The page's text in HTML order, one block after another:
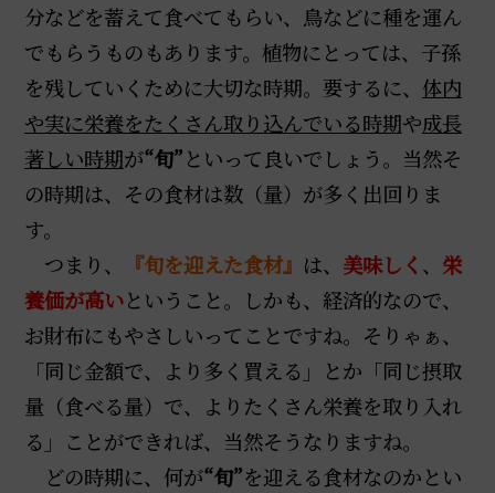
分などを蓄えて食べてもらい、鳥などに種を運ん
でもらうものもあります。植物にとっては、子孫
を残していくために大切な時期。要するに、 体内
や実に栄養をたくさん取り込んでいる時期や成長
著しい時期が“旬”といって良いでしょう。当然そ
の時期は、その食材は数（量）が多く出回りま
す。
つまり、
『旬を迎えた食材』 は、 美味しく 、 栄
養価が高いということ。しかも、経済的なので、
お財布にもやさしいってことですね。そりゃぁ、
「同じ金額で、より多く買える」とか「同じ摂取
量（食べる量）で、よりたくさん栄養を取り入れ
る」ことができれば、当然そうなりますね。
どの時期に、何が“旬”を迎える食材なのかとい